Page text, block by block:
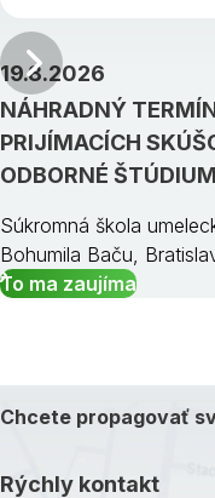
NÁHRADNÝ
PRIJÍMACÍCH
ODBORNÉ ŠTÚDIUM
19.8.2026
Súkromná škola
Bohumila Baču,
To ma zaujíma
Predchádzajúci
Chcete propagovať
Rýchly kontakt